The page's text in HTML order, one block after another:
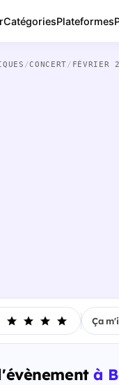
CatégoriesPlateformes
/CONCERT/ FÉVRIER
Ça
à